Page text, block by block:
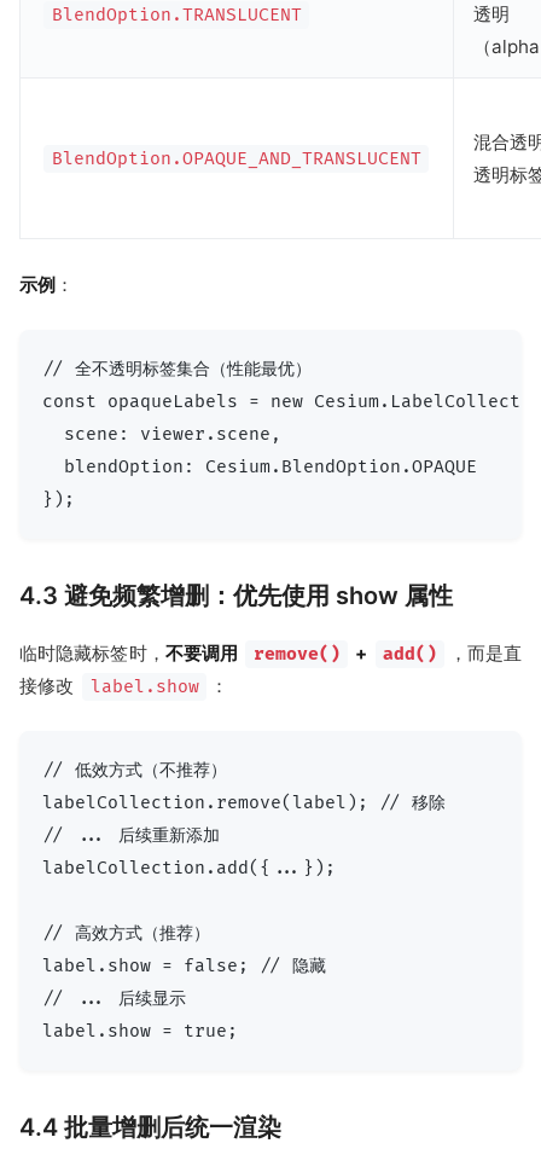
BlendOption.TRANSLUCENT
透明
（
BlendOption.OPAQUE_AND_TRANSLUCENT
混合透
透明标
示例 ：
// 全不透明标签集合（性能最优）
const opaqueLabels = new
  scene: viewer.scene,
  blendOption: Cesium.BlendOption.OPAQUE
4.3 避免频繁增删：优先使用 show 属性
临时隐藏标签时， 不要调用 remove() + add()
，而是直
接修改
label.show ：
// 低效方式（不推荐）
labelCollection.remove(label); // 移除
// ... 后续重新添加
labelCollection.add({...});
// 高效方式（推荐）
label.show = false; // 隐藏
// ... 后续显示
4.4 批量增删后统一渲染